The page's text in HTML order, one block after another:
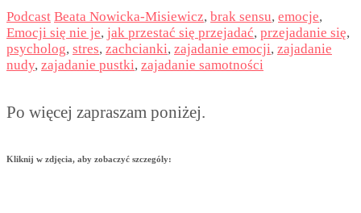
Podcast Beata Nowicka-Misiewicz, brak sensu, emocje,
Emocji się nie je, jak przestać się przejadać, przejadanie się,
psycholog, stres, zachcianki, zajadanie emocji, zajadanie
nudy, zajadanie pustki, zajadanie samotności
Po więcej zapraszam poniżej.
Kliknij w zdjęcia, aby zobaczyć szczególy: